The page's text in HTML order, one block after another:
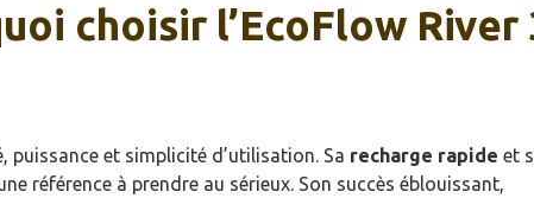
choisir l’EcoFlow River
puissance et simplicité d’utilisation. Sa recharge rapide et
référence à prendre au sérieux. Son succès éblouissant,